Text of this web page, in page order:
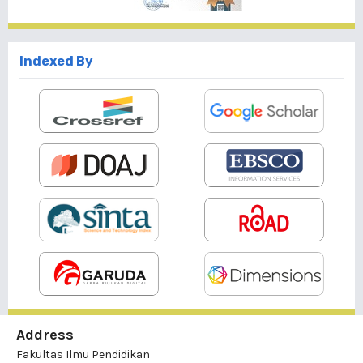
Indexed By
Address
Fakultas Ilmu Pendidikan